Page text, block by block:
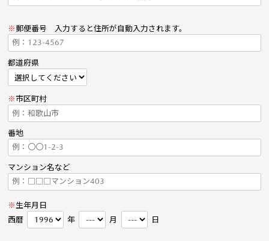
※郵便番号 入力すると住所が自動入力されます。
都道府県
※市区町村
番地
マンション名など
※ 生年月日
西暦
年 月 日